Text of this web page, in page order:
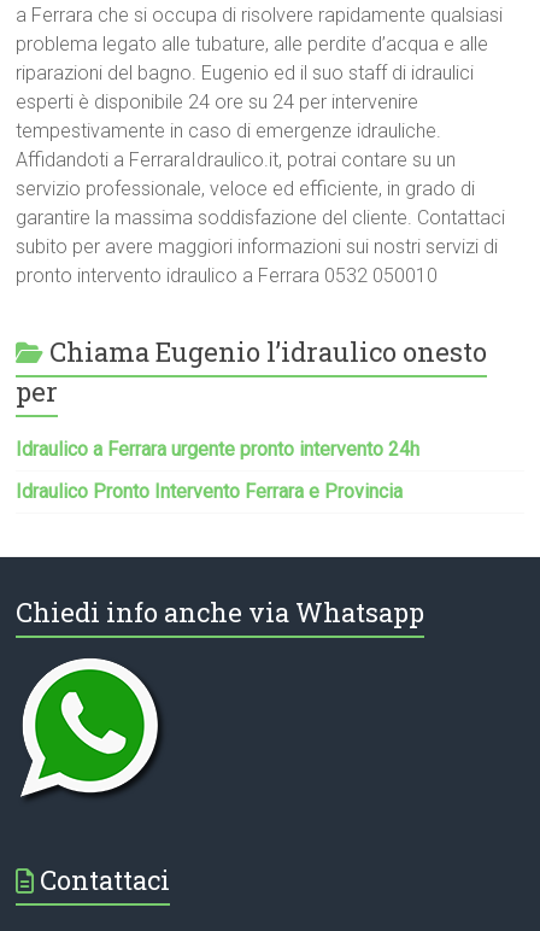
a Ferrara che si occupa di risolvere rapidamente qualsiasi
problema legato alle tubature, alle perdite d’acqua e alle
riparazioni del bagno. Eugenio ed il suo staff di idraulici
esperti è disponibile 24 ore su 24 per intervenire
tempestivamente in caso di emergenze idrauliche.
Affidandoti a FerraraIdraulico.it, potrai contare su un
servizio professionale, veloce ed efficiente, in grado di
garantire la massima soddisfazione del cliente. Contattaci
subito per avere maggiori informazioni sui nostri servizi di
pronto intervento idraulico a Ferrara 0532 050010
Chiama Eugenio l’idraulico onesto
per
Idraulico a Ferrara urgente pronto intervento 24h
Idraulico Pronto Intervento Ferrara e Provincia
Chiedi info anche via Whatsapp
Contattaci